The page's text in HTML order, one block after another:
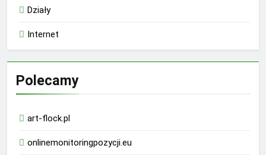
Działy
Internet
Polecamy
art-flock.pl
onlinemonitoringpozycji.eu